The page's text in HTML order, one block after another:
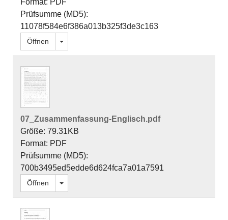
Format: PDF
Prüfsumme (MD5):
11078f584e6f386a013b325f3de3c163
Öffnen Dropdown öffnen
07_Zusammenfassung-Englisch.pdf
Größe: 79.31KB
Format: PDF
Prüfsumme (MD5):
700b3495ed5edde6d624fca7a01a7591
Öffnen Dropdown öffnen